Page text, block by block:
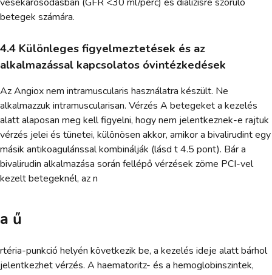
betegek számára.
4.4 Különleges figyelmeztetések és az
alkalmazással kapcsolatos óvintézkedések
Az Angiox nem intramuscularis használatra készült. Ne
alkalmazzuk intramuscularisan. Vérzés A betegeket a kezelés
alatt alaposan meg kell figyelni, hogy nem jelentkeznek-e rajtuk
vérzés jelei és tünetei, különösen akkor, amikor a bivalirudint egy
másik antikoagulánssal kombinálják (lásd t 4.5 pont). Bár a
bivalirudin alkalmazása során fellépő vérzések zöme PCI-vel
kezelt betegeknél, az n
a ű
rtéria-punkció helyén következik be, a kezelés ideje alatt bárhol
jelentkezhet vérzés. A haematoritz- és a hemoglobinszintek,